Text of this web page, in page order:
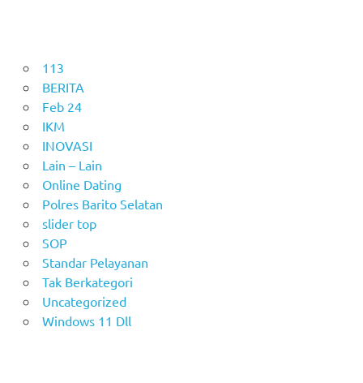
113
BERITA
Feb 24
IKM
INOVASI
Lain – Lain
Online Dating
Polres Barito Selatan
slider top
SOP
Standar Pelayanan
Tak Berkategori
Uncategorized
Windows 11 Dll